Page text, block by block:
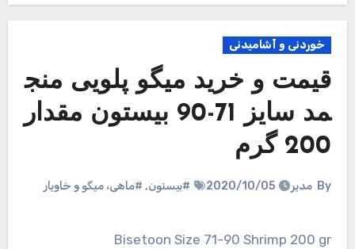
خوردنی و آشامیدنی
قیمت و خرید میگو پلویی منج
مد سایز 71-90 بیستون مقدار
200 گرم
By مدیر 2020/10/05 #بیستون, #ماهی، میگو و خاویار
Bisetoon Size 71-90 Shrimp 200 gr